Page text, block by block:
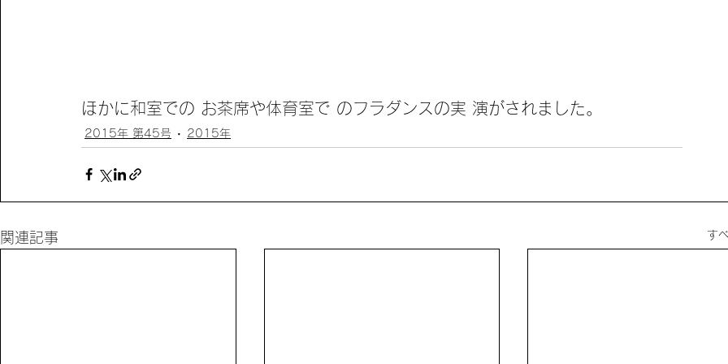
ほかに和室での お茶席や体育室で のフラダンスの実 演がされました。
2015年 第45号 2015年
関連記事 す